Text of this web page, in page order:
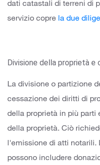
dati catastali di terreni di
servizio copre la due
Divisione della proprietà e
La divisione o partizione
cessazione dei diritti di
della proprietà in più parti
della proprietà. Ciò
l'emissione di atti notarili.
possono includere